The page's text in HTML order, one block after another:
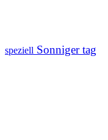
speziell Sonniger tag